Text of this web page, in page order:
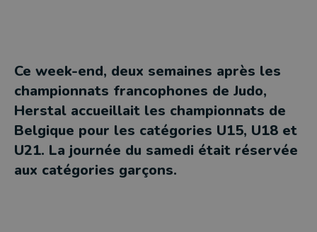
Ce week-end, deux semaines après les
championnats francophones de Judo,
Herstal accueillait les championnats de
Belgique pour les catégories U15, U18 et
U21. La journée du samedi était réservée
aux catégories garçons.